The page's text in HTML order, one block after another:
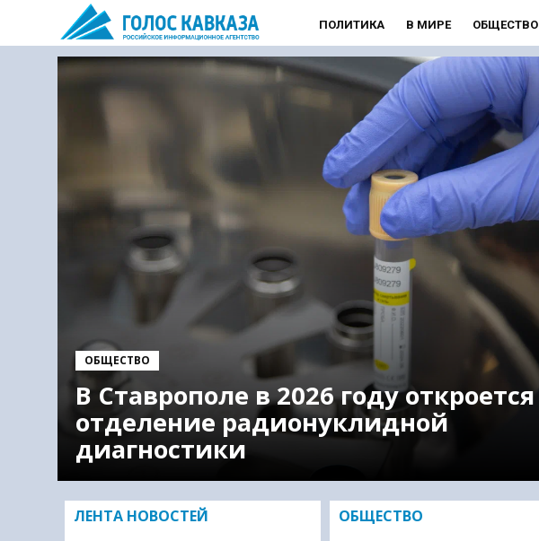
ПОЛИТИКА В МИРЕ ОБЩЕСТВО
ОБЩЕСТВО
В Ставрополе в 2026 году откроется
отделение радионуклидной
диагностики
ЛЕНТА НОВОСТЕЙ ОБЩЕСТВО